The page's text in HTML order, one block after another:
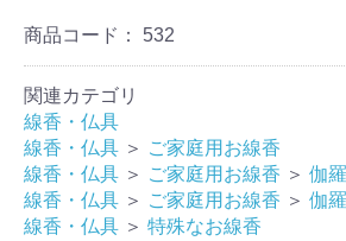
商品コード： 532
関連カテゴリ
線香・仏具
線香・仏具 ＞ ご家庭用お線香
線香・仏具 ＞ ご家庭用お線香 ＞ 伽
線香・仏具 ＞ ご家庭用お線香 ＞ 伽
線香・仏具 ＞ 特殊なお線香